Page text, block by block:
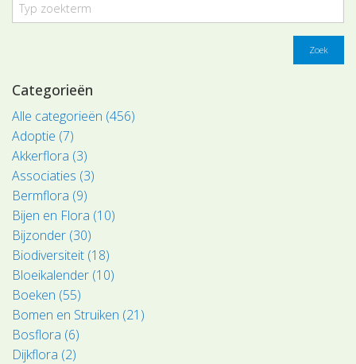
Zoek
Categorieën
Alle categorieën (456)
Adoptie (7)
Akkerflora (3)
Associaties (3)
Bermflora (9)
Bijen en Flora (10)
Bijzonder (30)
Biodiversiteit (18)
Bloeikalender (10)
Boeken (55)
Bomen en Struiken (21)
Bosflora (6)
Dijkflora (2)